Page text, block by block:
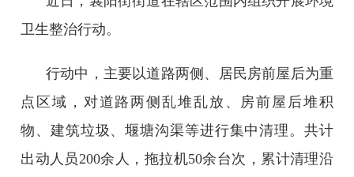
卫生整治行动。
行动中，主要以道路两侧、居民房前屋后为重
点区域，对道路两侧乱堆乱放、房前屋后堆积
物、建筑垃圾、堰塘沟渠等进行集中清理。共计
出动人员200余人，拖拉机50余台次，累计清理沿